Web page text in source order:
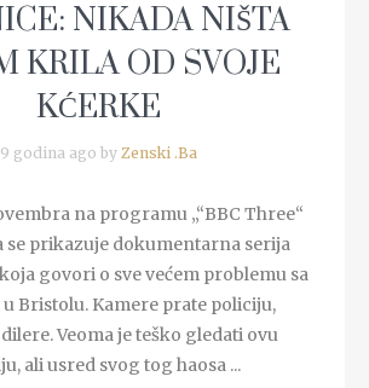
NIKADA NIŠTA
KRILA OD SVOJE
KĆERKE
9 godina ago by Zenski .Ba
na programu „“BBC Three“
se prikazuje dokumentarna serija
govori o sve većem problemu sa
Bristolu. Kamere prate policiju,
Veoma je teško gledati ovu
ali usred svog tog haosa ...